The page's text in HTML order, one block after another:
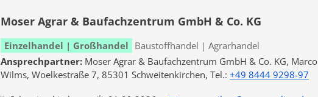
Moser Agrar & Baufachzentrum GmbH & Co. KG
Einzelhandel | Großhandel Baustoffhandel | Agrarhandel
Ansprechpartner: Moser Agrar & Baufachzentrum GmbH & Co. KG, Marco
Wilms, Woelkestraße 7, 85301 Schweitenkirchen, Tel.: +49 8444 9298-97